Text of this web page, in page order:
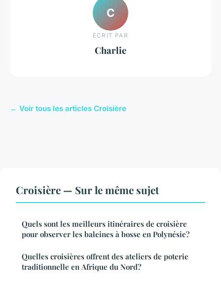
C
ECRIT PAR
Charlie
← Voir tous les articles Croisière
Croisière — Sur le même sujet
Quels sont les meilleurs itinéraires de croisière
pour observer les baleines à bosse en Polynésie?
Quelles croisières offrent des ateliers de poterie
traditionnelle en Afrique du Nord?